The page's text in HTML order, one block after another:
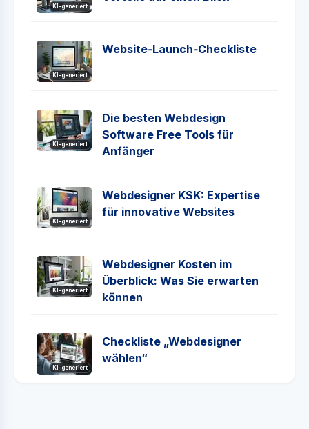
KI-generiert
KI-generiert
Website‑Launch‑Checkliste
KI-generiert
Die besten Webdesign
Software Free Tools für
Anfänger
KI-generiert
Webdesigner KSK: Expertise
für innovative Websites
KI-generiert
Webdesigner Kosten im
Überblick: Was Sie erwarten
können
KI-generiert
Checkliste „Webdesigner
wählen“